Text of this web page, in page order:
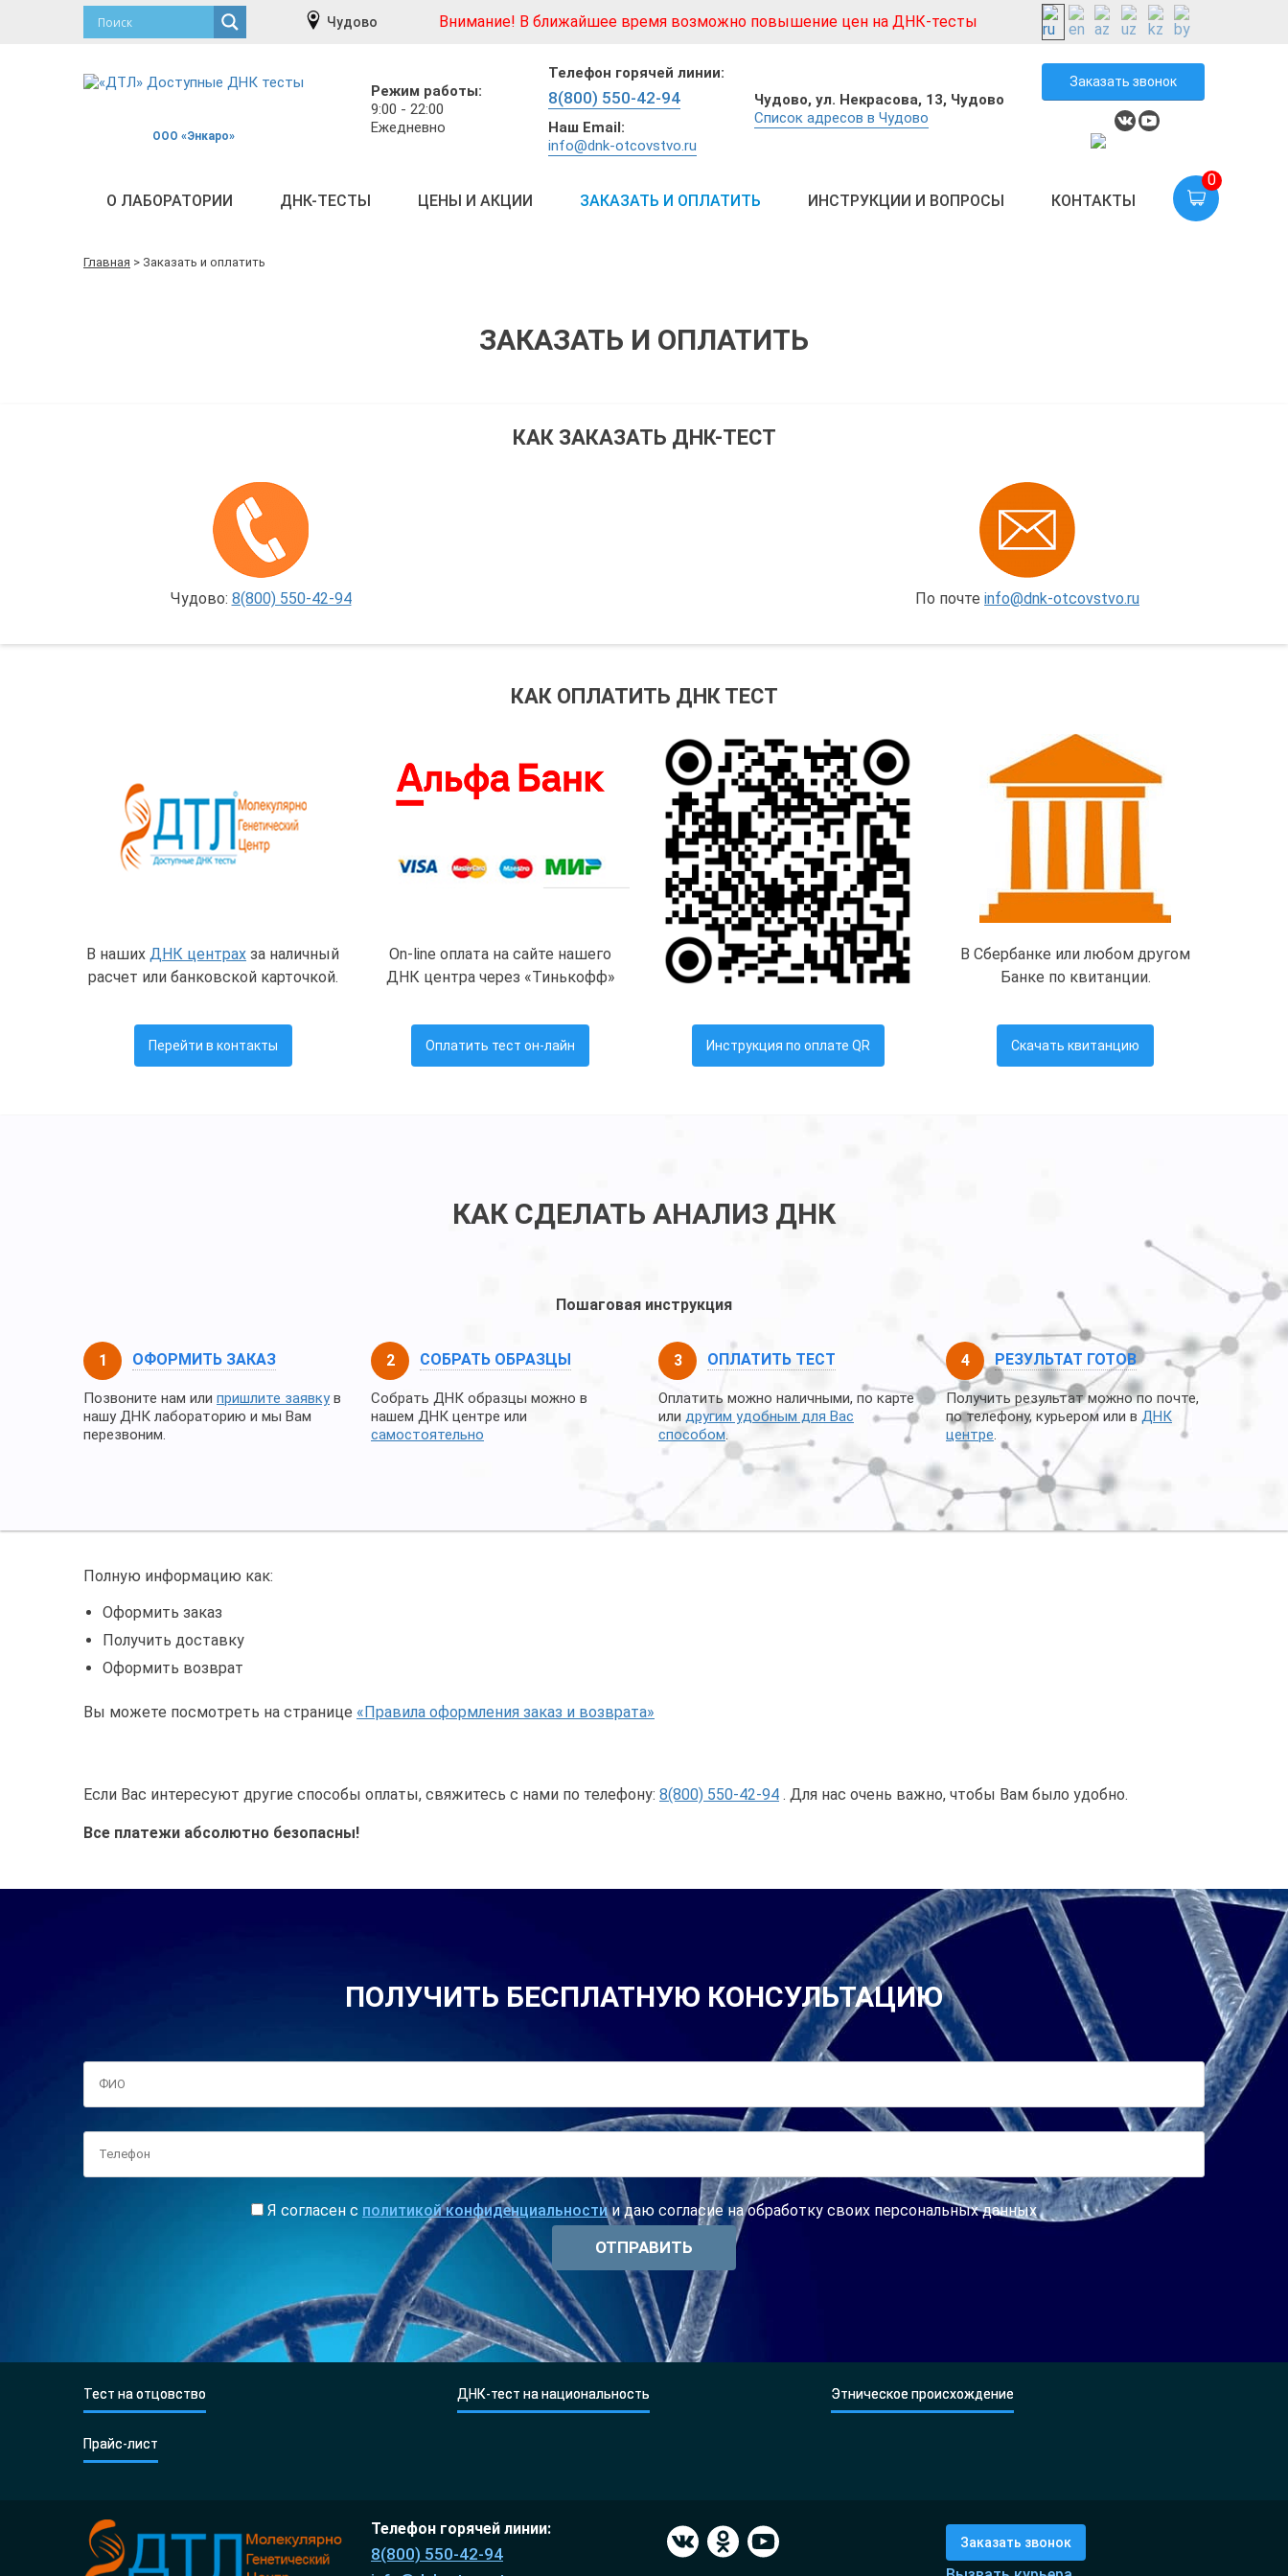
Чудово Внимание! В ближайшее время возможно повышение цен на ДНК-тесты
ООО «Энкаро»
Режим работы:
9:00 - 22:00
Ежедневно
Телефон горячей линии:
8(800) 550-42-94
Наш Email:
info@dnk-otcovstvo.ru
Чудово, ул. Некрасова, 13, Чудово
Список адресов в Чудово
Заказать звонок
О ЛАБОРАТОРИИ ДНК-ТЕСТЫ ЦЕНЫ И АКЦИИ ЗАКАЗАТЬ И ОПЛАТИТЬ ИНСТРУКЦИИ И ВОПРОСЫ КОНТАКТЫ
0
Главная > Заказать и оплатить
ЗАКАЗАТЬ И ОПЛАТИТЬ
КАК ЗАКАЗАТЬ ДНК-ТЕСТ
Чудово: 8(800) 550-42-94 По почте info@dnk-otcovstvo.ru
КАК ОПЛАТИТЬ ДНК ТЕСТ
В наших ДНК центрах за наличный
расчет или банковской карточкой.
Перейти в контакты
On-line оплата на сайте нашего
ДНК центра через «Тинькофф»
Оплатить тест он-лайн Инструкция по оплате QR
В Сбербанке или любом другом
Банке по квитанции.
Скачать квитанцию
КАК СДЕЛАТЬ АНАЛИЗ ДНК
Пошаговая инструкция
ОФОРМИТЬ ЗАКАЗ
Позвоните нам или пришлите заявкув
нашу ДНК лабораторию и мы Вам
перезвоним.
СОБРАТЬ ОБРАЗЦЫ
Собрать ДНК образцы можно в
нашем ДНК центре или
самостоятельно
ОПЛАТИТЬ ТЕСТ
Оплатить можно наличными, по карте
или другим удобным для Вас
способом.
РЕЗУЛЬТАТ ГОТОВ
Получить результат можно по почте,
по телефону, курьером или в ДНК
центре.
Полную информацию как:
Оформить заказ
Получить доставку
Оформить возврат
Вы можете посмотреть на странице «Правила оформления заказ и возврата»
Если Вас интересуют другие способы оплаты, свяжитесь с нами по телефону: 8(800) 550-42-94 . Для нас очень важно, чтобы Вам было удобно.
Все платежи абсолютно безопасны!
ПОЛУЧИТЬ БЕСПЛАТНУЮ КОНСУЛЬТАЦИЮ
Я согласен с политикой конфиденциальностии даю согласие на обработку своих персональных данных
Тест на отцовство ДНК-тест на национальность Этническое происхождение
Прайс-лист
Телефон горячей линии:
8(800) 550-42-94
Заказать звонок